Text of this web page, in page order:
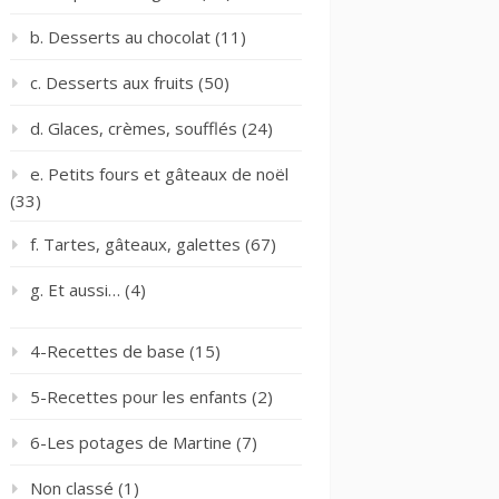
b. Desserts au chocolat (11)
c. Desserts aux fruits (50)
d. Glaces, crèmes, soufflés (24)
e. Petits fours et gâteaux de noël
(33)
f. Tartes, gâteaux, galettes (67)
g. Et aussi… (4)
4-Recettes de base (15)
5-Recettes pour les enfants (2)
6-Les potages de Martine (7)
Non classé (1)